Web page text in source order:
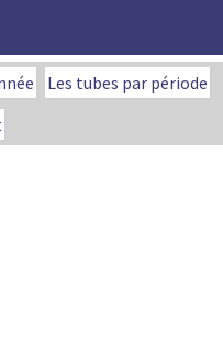
Les tubes par période